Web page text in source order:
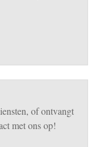
of ontvangt
met ons op!